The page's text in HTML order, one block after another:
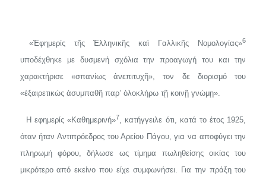
«Ἐφημερίς τῆς Ἐλληνικῆς καὶ Γαλλικῆς Νομολογίας»6
υποδέχθηκε με δυσμενή σχόλια την προαγωγή του και την
χαρακτήρισε «σπανίως ἀνεπιτυχῆ», τον δε διορισμό του
«ἐξαιρετικώς ἀσυμπαθῆ παρ’ ὁλοκλήρω τῇ κοινῇ γνώμῃ».
Η εφημερίς «Καθημερινή»7, κατήγγειλε ότι, κατά το έτος 1925,
όταν ήταν Αντιπρόεδρος του Αρείου Πάγου, για να αποφύγει την
πλη­ρωμή φόρου, δήλωσε ως τίμημα πωληθείσης οικίας του
μικρότερο από εκείνο που είχε συμφωνήσει. Για την πράξη του